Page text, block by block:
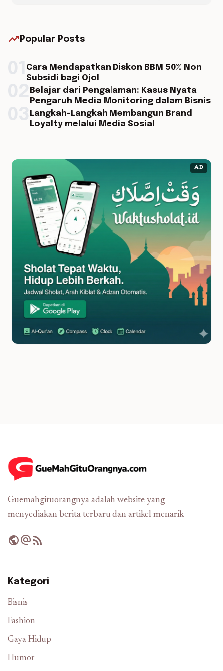
trending_up Popular Posts
Cara Mendapatkan Diskon BBM 50% Non
Subsidi bagi Ojol
Belajar dari Pengalaman: Kasus Nyata
Pengaruh Media Monitoring dalam Bisnis
Langkah-Langkah Membangun Brand
Loyalty melalui Media Sosial
AD
Guemahgituorangnya adalah website yang
menyediakan berita terbaru dan artikel menarik
publicalternate_emailrss_feed
Kategori
Bisnis
Fashion
Gaya Hidup
Humor